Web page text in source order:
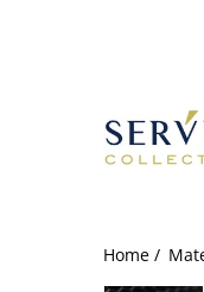
Home /